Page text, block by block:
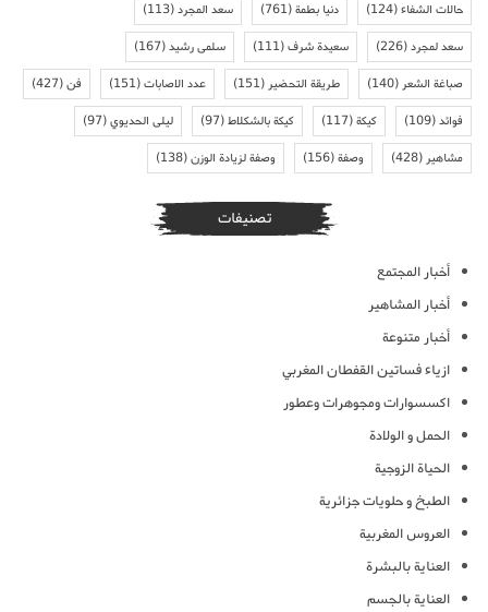
حالات الشفاء(124) دنيا بطمة(761) سعد المجرد(113)
سعد لمجرد(226) سعيدة شرف(111) سلمى رشيد(167)
صباغة الشعر(140) طريقة التحضير(151) عدد الاصابات(151) فن(427)
فوائد(109) كيكة(117) كيكة بالشكلاط(97) ليلى الحديوي(97)
مشاهير(428) وصفة(156) وصفة لزيادة الوزن(138)
تصنيفات
أخبار المجتمع
أخبار المشاهير
أخبار متنوعة
ازياء فساتين القفطان المغربي
اكسسوارات ومجوهرات وعطور
الحمل و الولادة
الحياة الزوجية
الطبخ و حلويات جزائرية
العروس المغربية
العناية بالبشرة
العناية بالجسم